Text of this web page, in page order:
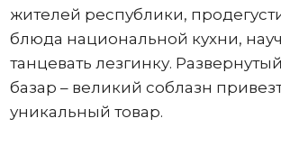
жителей республики,
блюда национальной кухни,
танцевать лезгинку.
базар – великий соблазн
уникальный товар.